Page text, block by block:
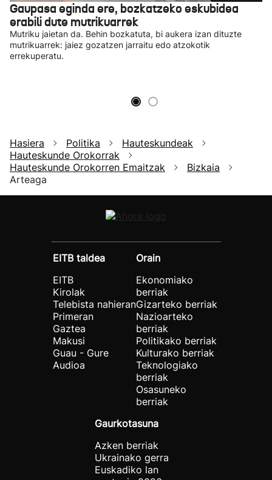
Gaupasa eginda ere, bozkatzeko eskubidea
erabili dute mutrikuarrek
Mutriku jaietan da. Behin bozkatuta, bi aukera izan dituzte
mutrikuarrek: jaiez gozatzen jarraitu edo atzokotik
errekuperatu.
Hasiera Politika
Hauteskundeak
Hauteskunde Orokorrak
Hauteskunde Orokorren Emaitzak
Bizkaia
Arteaga
EITB taldea
EITB
Kirolak
Telebista nahieran
Primeran
Gaztea
Makusi
Guau - Gure
Audioa
Orain
Ekonomiako
berriak
Gizarteko berriak
Nazioarteko
berriak
Politikako berriak
Kulturako berriak
Teknologiako
berriak
Osasuneko
berriak
Gaurkotasuna
Azken berriak
Ukrainako gerra
Euskadiko lan